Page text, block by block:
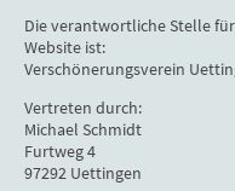
Die verantwortliche Stelle
Website ist:
Verschönerungsverein
Vertreten durch:
Michael Schmidt
Furtweg 4
97292 Uettingen